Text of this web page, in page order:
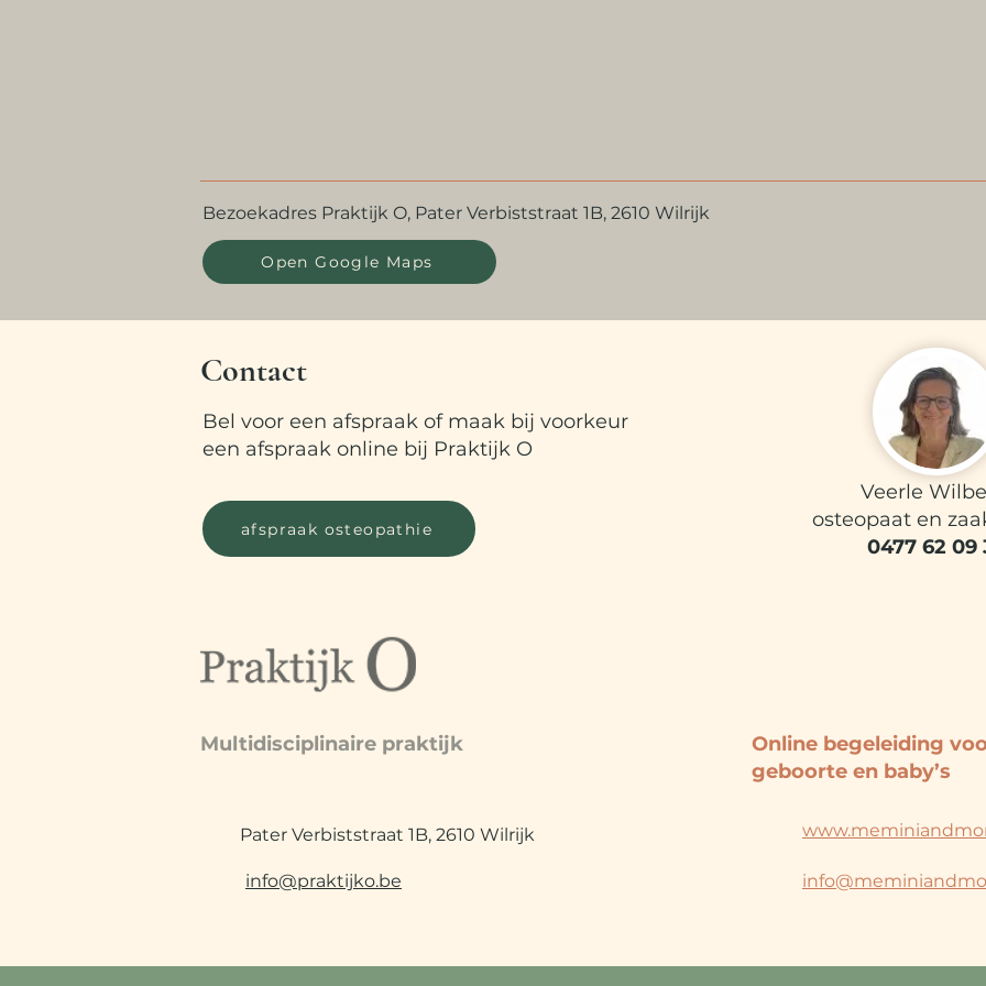
Bezoekadres Praktijk O, Pater Verbiststraat 1B, 2610 Wilrijk
Open Google Maps
Contact
Bel voor een afspraak of maak bij voorkeur
een afspraak online bij Praktijk O​
afspraak osteopathie
Veerle
osteopaat en
0477 62 09
Multidisciplinaire praktijk
Pater Verbiststraat 1B, 2610 Wilrijk
info@praktijko.be
Online begeleiding
geboorte en baby’s